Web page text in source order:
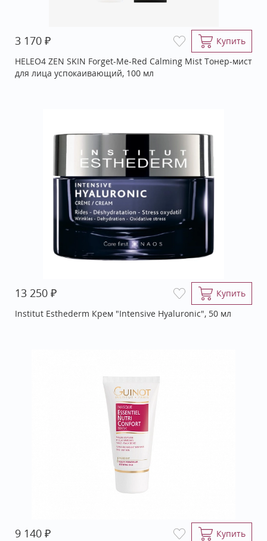
3 170 ₽
Купить
HELEO4 ZEN SKIN Forget-Me-Red Calming Mist Тонер-мист
для лица успокаивающий, 100 мл
13 250 ₽
Купить
Institut Esthederm Крем "Intensive Hyaluronic", 50 мл
9 140 ₽
Купить